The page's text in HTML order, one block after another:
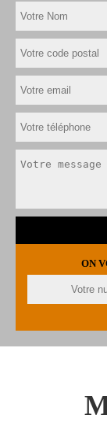
ON